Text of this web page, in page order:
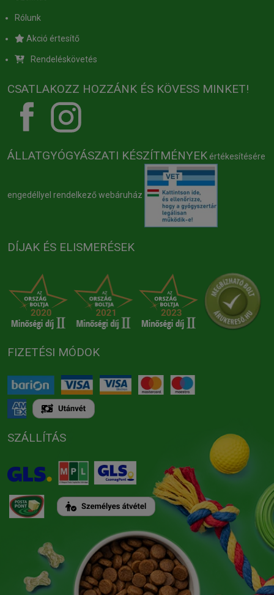
Rólunk
Akció értesítő
Rendeléskövetés
CSATLAKOZZ HOZZÁNK ÉS KÖVESS MINKET!
ÁLLATGYÓGYÁSZATI KÉSZÍTMÉNYEK értékesítésére
engedéllyel rendelkező webáruház
DÍJAK ÉS ELISMERÉSEK
FIZETÉSI MÓDOK
SZÁLLÍTÁS